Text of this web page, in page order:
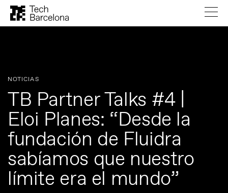
NOTICIAS
TB Partner Talks #4 |
Eloi Planes: “Desde la
fundación de Fluidra
sabíamos que nuestro
límite era el mundo”